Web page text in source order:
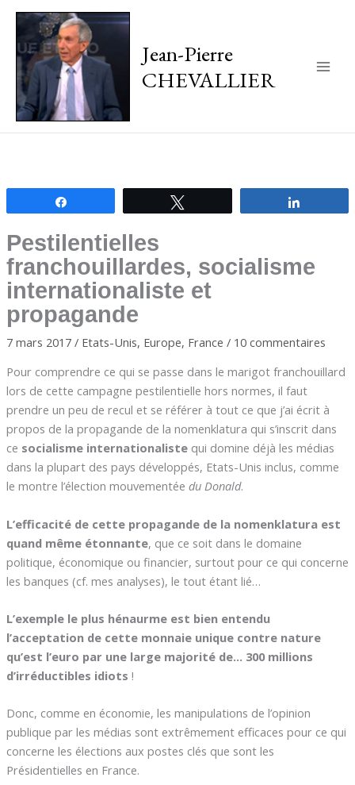
Jean-Pierre
CHEVALLIER
Pestilentielles
franchouillardes, socialisme
internationaliste et
propagande
7 mars 2017 / Etats-Unis, Europe, France / 10 commentaires
Pour comprendre ce qui se passe dans le marigot franchouillard
lors de cette campagne pestilentielle hors normes, il faut
prendre un peu de recul et se référer à tout ce que j’ai écrit à
propos de la propagande de la nomenklatura qui s’inscrit dans
ce socialisme internationaliste qui domine déjà les médias
dans la plupart des pays développés, Etats-Unis inclus, comme
le montre l’élection mouvementée du Donald.
L’efficacité de cette propagande de la nomenklatura est
quand même étonnante, que ce soit dans le domaine
politique, économique ou financier, surtout pour ce qui concerne
les banques (cf. mes analyses), le tout étant lié…
L’exemple le plus hénaurme est bien entendu
l’acceptation de cette monnaie unique contre nature
qu’est l’euro par une large majorité de… 300 millions
d’irréductibles idiots !
Donc, comme en économie, les manipulations de l’opinion
publique par les médias sont extrêmement efficaces pour ce qui
concerne les élections aux postes clés que sont les
Présidentielles en France.